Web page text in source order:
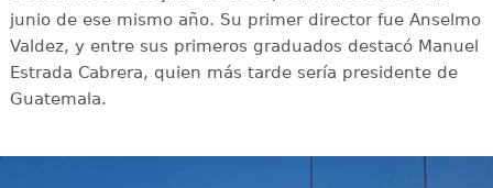
junio de ese mismo año. Su primer director fue Anselmo
Valdez, y entre sus primeros graduados destacó Manuel
Estrada Cabrera, quien más tarde sería presidente de
Guatemala.